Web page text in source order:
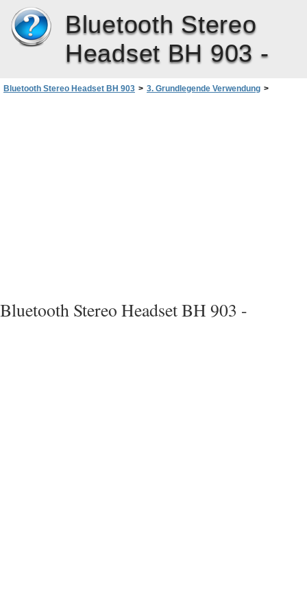
Bluetooth Stereo
Headset BH 903 -
Bluetooth Stereo Headset BH 903 > 3. Grundlegende Verwendung >
Bluetooth Stereo Headset BH 903 -